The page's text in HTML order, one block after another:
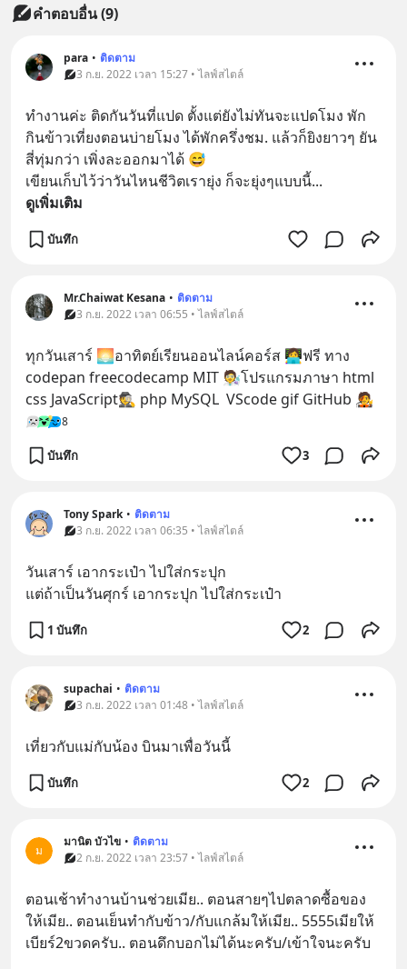
คำตอบอื่น(9)
para • ติดตาม
3 ก.ย. 2022 เวลา 15:27 • ไลฟ์สไตล์
ทำงานค่ะ ติดกันวันที่แปด ตั้งแต่ยังไม่ทันจะแปดโมง พัก
กินข้าวเที่ยงตอนบ่ายโมง ได้พักครึ่งชม. แล้วก็ยิงยาวๆ ยัน
สี่ทุ่มกว่า เพิ่งละออกมาได้ 😅
เขียนเก็บไว้ว่าวันไหนชีวิตเรายุ่ง ก็จะยุ่งๆแบบนี้...
ดูเพิ่มเติม
บันทึก
Mr.Chaiwat Kesana • ติดตาม
3 ก.ย. 2022 เวลา 06:55 • ไลฟ์สไตล์
ทุกวันเสาร์ 🌅อาทิตย์เรียนออนไลน์คอร์ส 👩‍💻ฟรี ทาง
codepan freecodecamp MIT 🧑‍🔬โปรแกรมภาษา html
css JavaScript🕵️ php MySQL  VScode gif GitHub 🧑‍🎤
8
บันทึก 3
Tony Spark • ติดตาม
3 ก.ย. 2022 เวลา 06:35 • ไลฟ์สไตล์
วันเสาร์ เอากระเป๋า ไปใส่กระปุก
แต่ถ้าเป็นวันศุกร์ เอากระปุก ไปใส่กระเป๋า
1 บันทึก 2
supachai • ติดตาม
3 ก.ย. 2022 เวลา 01:48 • ไลฟ์สไตล์
เที่ยวกับแม่กับน้อง บินมาเพื่อวันนี้
บันทึก 2
ม
มานิต บัวไข • ติดตาม
2 ก.ย. 2022 เวลา 23:57 • ไลฟ์สไตล์
ตอน​เช้า​ทำงาน​บ้าน​ช่วย​เมีย.. ตอน​สายๆไป​ตลาด​ซื้อ​ของ​
ให้​เมีย.. ตอน​เย็น​ทำกับข้าว​/กับ​แกล้ม​ให้​เมีย.. 5555​เมีย​ให้​
เบียร์​2ขวด​ครับ.. ตอน​ดึก​บอก​ไม่ได้​นะ​ครับ​/เข้าใจ​นะ​ครับ​